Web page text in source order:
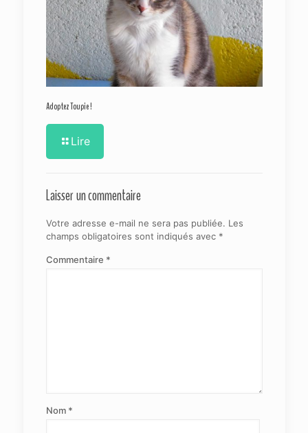
Adoptez Toupie !
Lire
Laisser un commentaire
Votre adresse e-mail ne sera pas publiée. Les
champs obligatoires sont indiqués avec *
Commentaire *
Nom *